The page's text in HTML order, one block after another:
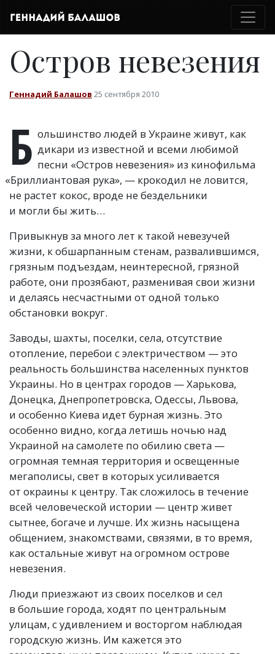
Остров невезения
Геннадий Балашов 25 сентября 2010
Б ольшинство людей в Украине живут, как
дикари из известной и всеми любимой
песни «Остров невезения» из кинофильма
«Бриллиантовая рука», — крокодил не ловится,
не растет кокос, вроде не бездельники
и могли бы жить…
Привыкнув за много лет к такой невезучей
жизни, к обшарпанным стенам, развалившимся,
грязным подъездам, неинтересной, грязной
работе, они прозябают, разменивая свои жизни
и делаясь несчастными от одной только
обстановки вокруг.
Заводы, шахты, поселки, села, отсутствие
отопление, перебои с электричеством — это
реальность большинства населенных пунктов
Украины. Но в центрах городов — Харькова,
Донецка, Днепропетровска, Одессы, Львова,
и особенно Киева идет бурная жизнь. Это
особенно видно, когда летишь ночью над
Украиной на самолете по обилию света —
огромная темная территория и освещенные
мегаполисы, свет в которых усиливается
от окраины к центру. Так сложилось в течение
всей человеческой истории — центр живет
сытнее, богаче и лучше. Их жизнь насыщена
общением, знакомствами, связями, в то время,
как остальные живут на огромном острове
невезения.
Люди приезжают из своих поселков и сел
в большие города, ходят по центральным
улицам, с удивлением и восторгом наблюдая
городскую жизнь. Им кажется это